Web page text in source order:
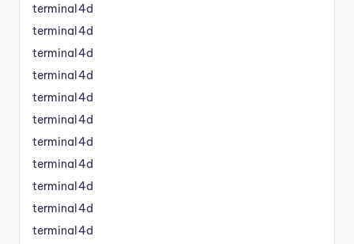
terminal4d
terminal4d
terminal4d
terminal4d
terminal4d
terminal4d
terminal4d
terminal4d
terminal4d
terminal4d
terminal4d